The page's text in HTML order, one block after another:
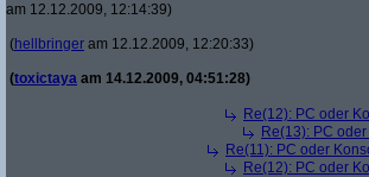
am 12.12.2009, 12:14:39)
(hellbringer am 12.12.2009, 12:20:33)
(toxictaya am 14.12.2009, 04:51:28)
Re(12): PC oder
Re(13): PC
Re(11): PC oder
Re(12): PC oder